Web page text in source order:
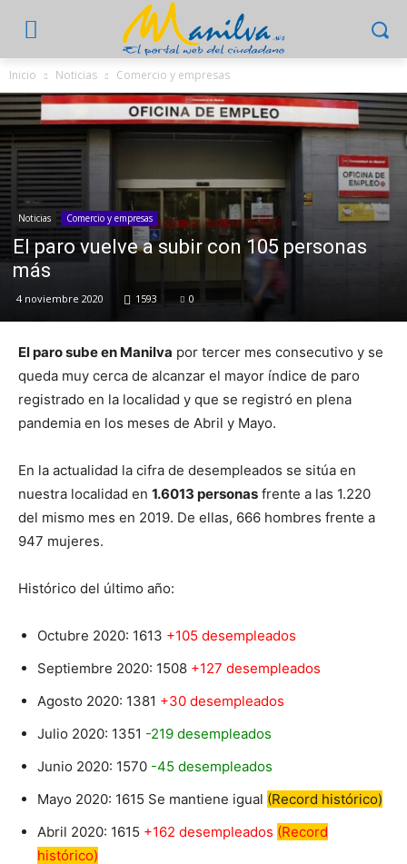
Inicio Noticias Comercio y empresas
Noticias Comercio y empresas
El paro vuelve a subir con 105 personas
más
4 noviembre 2020 1593 0
El paro sube en Manilva por tercer mes consecutivo y se
queda muy cerca de alcanzar el mayor índice de paro
registrado en la localidad y que se registró en plena
pandemia en los meses de Abril y Mayo.
En la actualidad la cifra de desempleados se sitúa en
nuestra localidad en 1.6013 personas frente a las 1.220
del mismo mes en 2019. De ellas, 666 hombres frente a
947 mujeres.
Histórico del último año:
Octubre 2020: 1613 +105 desempleados
Septiembre 2020: 1508 +127 desempleados
Agosto 2020: 1381 +30 desempleados
Julio 2020: 1351 -219 desempleados
Junio 2020: 1570 -45 desempleados
Mayo 2020: 1615 Se mantiene igual (Record histórico)
Abril 2020: 1615 +162 desempleados (Record
histórico)